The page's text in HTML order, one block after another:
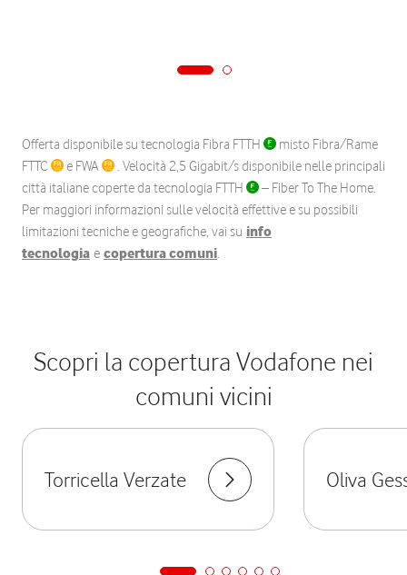
Offerta disponibile su tecnologia Fibra FTTH
misto Fibra/Rame
FTTC
e FWA
. Velocità 2,5 Gigabit/s disponibile nelle principali
città italiane coperte da tecnologia FTTH
– Fiber To The Home.
Per maggiori informazioni sulle velocità effettive e su possibili
limitazioni tecniche e geografiche, vai su info
tecnologia e copertura comuni.
Scopri la copertura Vodafone nei
comuni vicini
Torricella Verzate Oliva